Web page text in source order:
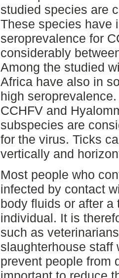
studied species are
These species have
seroprevalence for
considerably
Among the studied
Africa have also in
high
CCHFV and
subspecies are
for the virus. Ticks
vertically and
Most people who
infected by contact
body fluids or after
individual. It is
such as
slaughterhouse staff
prevent people from